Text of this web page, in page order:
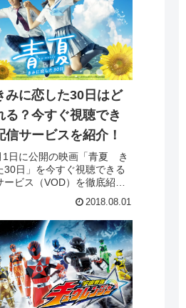
に恋した30日はど
る？今すぐ視聴でき
信サービスを紹介！
1日に公開の映画「青夏 き
30日」を今すぐ視聴できる
ービス（VOD）を徹底紹
じやキャスト・声優、スタ
歌の情報はもちろん、実際
感想やレビューもまとめて
2018.08.01